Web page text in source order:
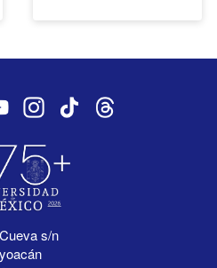
s/n